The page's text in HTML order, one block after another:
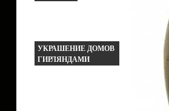
УКРАШЕНИЕ ДОМОВ
ГИРЛЯНДАМИ